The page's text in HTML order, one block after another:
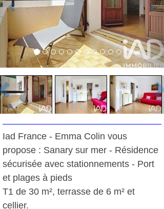
Iad France - Emma Colin vous
propose : Sanary sur mer - Résidence
sécurisée avec stationnements - Port
et plages à pieds
T1 de 30 m², terrasse de 6 m² et
cellier.